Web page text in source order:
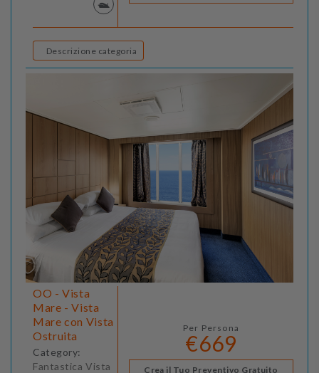
Descrizione categoria
OO - Vista
Mare - Vista
Mare con Vista
Ostruita
Category:
Fantastica Vista
Per Persona
€669
Crea il Tuo Preventivo Gratuito